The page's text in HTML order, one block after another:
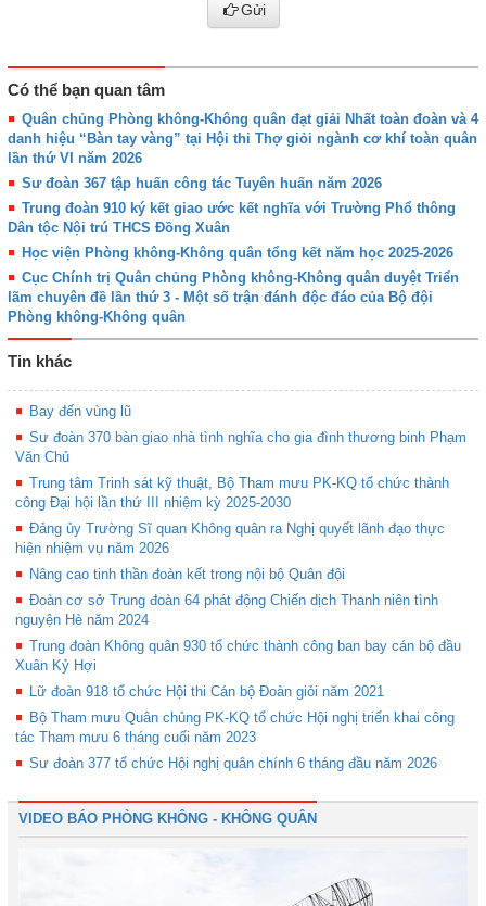
Gửi
Có thể bạn quan tâm
Quân chủng Phòng không-Không quân đạt giải Nhất toàn đoàn và 4
danh hiệu “Bàn tay vàng” tại Hội thi Thợ giỏi ngành cơ khí toàn quân
lần thứ VI năm 2026
Sư đoàn 367 tập huấn công tác Tuyên huấn năm 2026
Trung đoàn 910 ký kết giao ước kết nghĩa với Trường Phổ thông
Dân tộc Nội trú THCS Đồng Xuân
Học viện Phòng không-Không quân tổng kết năm học 2025-2026
Cục Chính trị Quân chủng Phòng không-Không quân duyệt Triển
lãm chuyên đề lần thứ 3 - Một số trận đánh độc đáo của Bộ đội
Phòng không-Không quân
Tin khác
Bay đến vùng lũ
Sư đoàn 370 bàn giao nhà tình nghĩa cho gia đình thương binh Phạm
Văn Chủ
Trung tâm Trinh sát kỹ thuật, Bộ Tham mưu PK-KQ tổ chức thành
công Đại hội lần thứ III nhiệm kỳ 2025-2030
Đảng ủy Trường Sĩ quan Không quân ra Nghị quyết lãnh đạo thực
hiện nhiệm vụ năm 2026
Nâng cao tinh thần đoàn kết trong nội bộ Quân đội
Đoàn cơ sở Trung đoàn 64 phát động Chiến dịch Thanh niên tình
nguyện Hè năm 2024
Trung đoàn Không quân 930 tổ chức thành công ban bay cán bộ đầu
Xuân Kỷ Hợi
Lữ đoàn 918 tổ chức Hội thi Cán bộ Đoàn giỏi năm 2021
Bộ Tham mưu Quân chủng PK-KQ tổ chức Hội nghị triển khai công
tác Tham mưu 6 tháng cuối năm 2023
Sư đoàn 377 tổ chức Hội nghị quân chính 6 tháng đầu năm 2026
VIDEO BÁO PHÒNG KHÔNG - KHÔNG QUÂN